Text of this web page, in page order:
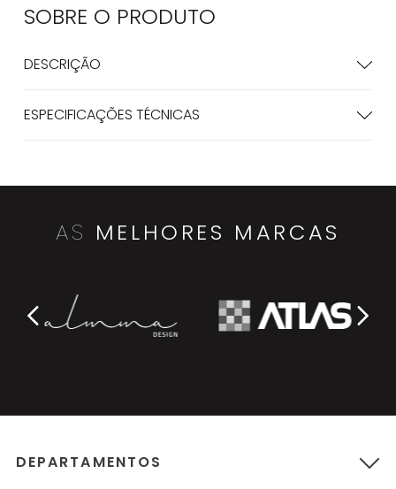
SOBRE O PRODUTO
DESCRIÇÃO
ESPECIFICAÇÕES TÉCNICAS
AS MELHORES MARCAS
DEPARTAMENTOS